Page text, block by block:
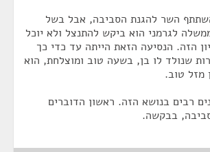
השר להגנת הסביבה, אבל בשל
לגרמני הוא ביקש להתנצל ולא יוכל
הזה. הנסיעה הזאת הייתה עד כדי כך
שנולד לו בן, בשעה טוב ומוצלחת, הוא
מזל טוב.
רבים בנושא הזה. ראשון הדוברים
בבקשה.